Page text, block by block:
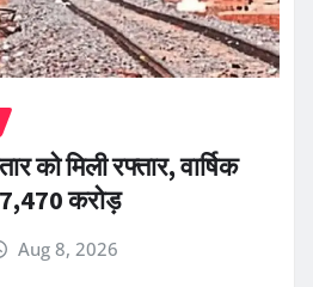
को मिली रफ्तार, वार्षिक
करोड़
Aug 8, 2026